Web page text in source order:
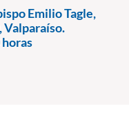
Emilio Tagle,
Valparaíso.